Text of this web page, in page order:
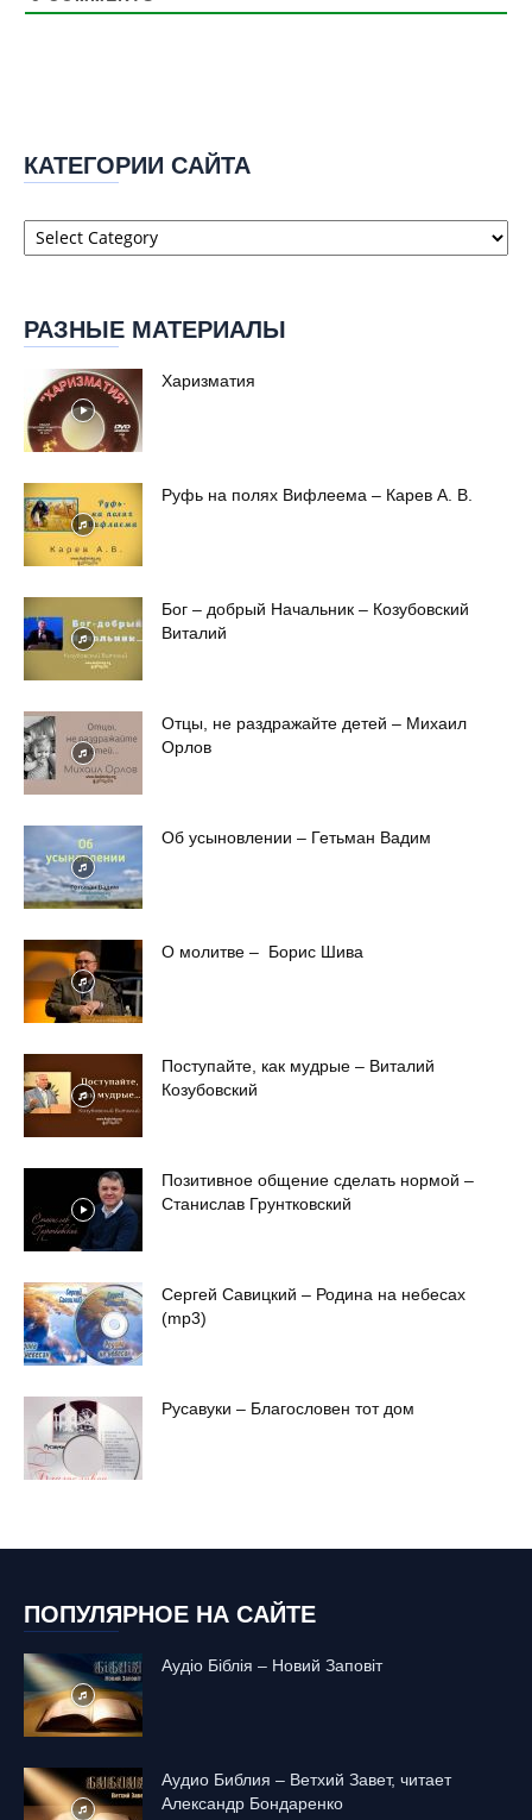
КАТЕГОРИИ САЙТА
Категории
сайта
РАЗНЫЕ МАТЕРИАЛЫ
Харизматия
Руфь на полях Вифлеема – Карев А. В.
Бог – добрый Начальник – Козубовский
Виталий
Отцы, не раздражайте детей – Михаил
Орлов
Об усыновлении – Гетьман Вадим
О молитве – Борис Шива
Поступайте, как мудрые – Виталий
Козубовский
Позитивное общение сделать нормой –
Станислав Грунтковский
Сергей Савицкий – Родина на небесах
(mp3)
Русавуки – Благословен тот дом
ПОПУЛЯРНОЕ НА САЙТЕ
Аудіо Біблія – Новий Заповіт
Аудио Библия – Ветхий Завет, читает
Александр Бондаренко